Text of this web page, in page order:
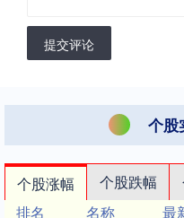
提交评论
个股
个股涨幅 个股跌幅
排名
名称 最